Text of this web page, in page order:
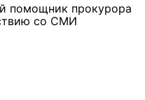
помощник прокурора
со СМИ